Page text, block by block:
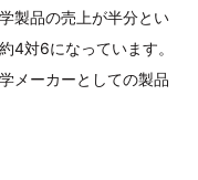
製品の売上が半分とい
4対6になっています。
メーカーとしての製品